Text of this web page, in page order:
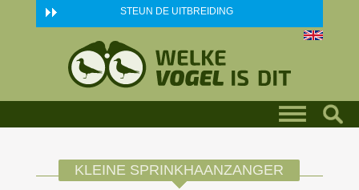
Skip to main content STEUN DE UITBREIDING
KLEINE SPRINKHAANZANGER